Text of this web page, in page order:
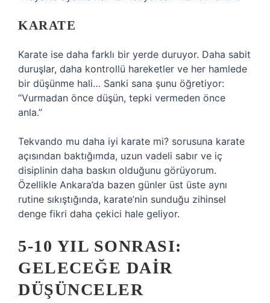
KARATE
Karate ise daha farklı bir yerde duruyor. Daha sabit
duruşlar, daha kontrollü hareketler ve her hamlede
bir düşünme hali… Sanki sana şunu öğretiyor:
“Vurmadan önce düşün, tepki vermeden önce
anla.”
Tekvando mu daha iyi karate mi? sorusuna karate
açısından baktığımda, uzun vadeli sabır ve iç
disiplinin daha baskın olduğunu görüyorum.
Özellikle Ankara’da bazen günler üst üste aynı
rutine sıkıştığında, karate’nin sunduğu zihinsel
denge fikri daha çekici hale geliyor.
5-10 YIL SONRASI:
GELECEĞE DAIR
DÜŞÜNCELER